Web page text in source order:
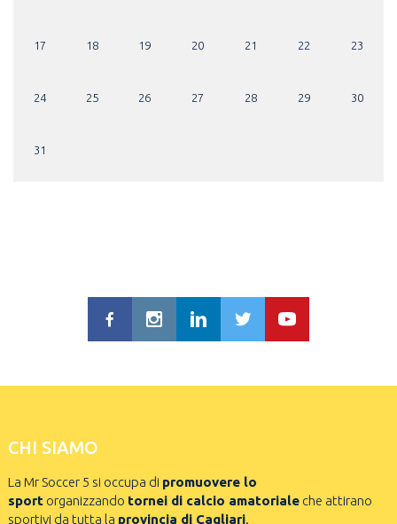
17 18 19 20 21 22 23
24 25 26 27 28 29 30
31
CHI SIAMO
La Mr Soccer 5 si occupa di promuovere lo
sportorganizzando tornei di calcio amatorialeche attirano
sportivi da tutta la provincia di Cagliari.